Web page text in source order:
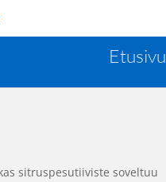
Etusivu
sitruspesutiiviste soveltuu